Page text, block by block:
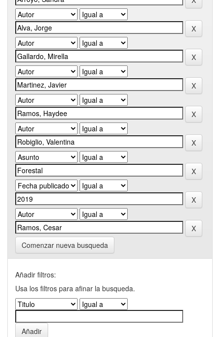
Comenzar nueva busqueda
Añadir filtros:
Usa los filtros para afinar la busqueda.